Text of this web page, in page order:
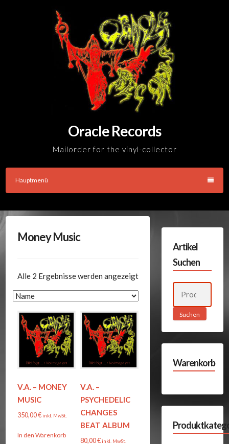
Oracle Records
Mailorder for the vinyl-collector
Hauptmenü
Money Music
Alle 2 Ergebnisse werden angezeigt
V.A. – MONEY
MUSIC
350,00€inkl. MwSt.
In den Warenkorb
V.A. –
PSYCHEDELIC
CHANGES
BEAT ALBUM
80,00€inkl. MwSt.
Artikel
Suchen
Suchen
Warenkorb